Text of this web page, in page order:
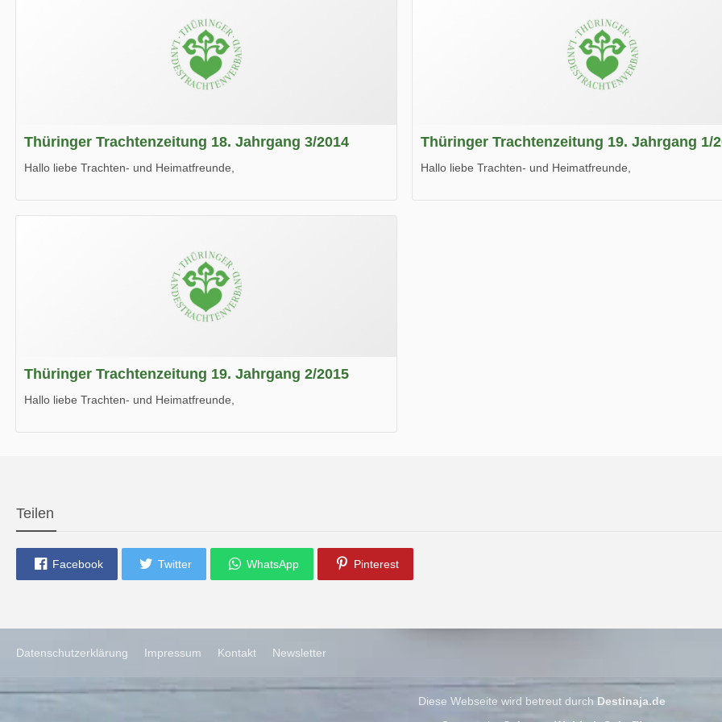
Thüringer Trachtenzeitung 18. Jahrgang 3/2014
Hallo liebe Trachten- und Heimatfreunde,
Wir wünschen Euch viel Spaß beim Lesen.
Thüringer Trachtenzeitung 19. Jahrgang 1/
Hallo liebe Trachten- und Heimatfreunde,
Thüringer Trachtenzeitung 19. Jahrgang 2/2015
Hallo liebe Trachten- und Heimatfreunde,
Teilen
Facebook Twitter WhatsApp Pinterest
Datenschutzerklärung Impressum Kontakt Newsletter
Diese Webseite wird betreut durch Destinaja.de